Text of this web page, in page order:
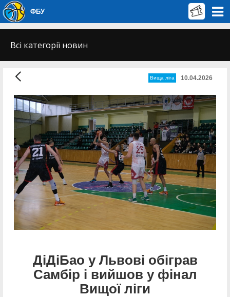
ФБУ
Всі категорії новин
Вища лiга 10.04.2026
ДіДіБао у Львові обіграв
Самбір і вийшов у фінал
Вищої ліги